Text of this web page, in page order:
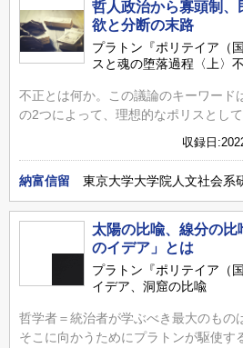
哲人政治から寡頭制
欲と分断の末路
プラトン『ポリテイア（
スと魂の堕落過程〈上〉
不正とは何か。この議論のキーワード
の2つによって、理想的なポリスとし
収録日
納富信留 東京大学大学院人文社会系
太陽の比喩、線分の
のイデア」とは
プラトン『ポリテイア（
イデア、洞窟の比喩
哲学者＝統治者が学ぶべき最大のもの
そこに向かうためにプラトンが駆使す